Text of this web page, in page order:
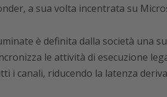
a sua volta incentrata su
è definita dalla società una
le attività di esecuzione
i canali, riducendo la latenza